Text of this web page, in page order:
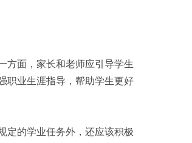
方面，家长和老师应引导学生
职业生涯指导，帮助学生更好
定的学业任务外，还应该积极